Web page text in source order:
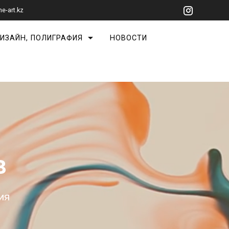
art.kz
ПОЛИГРАФИЯ НОВОСТИ